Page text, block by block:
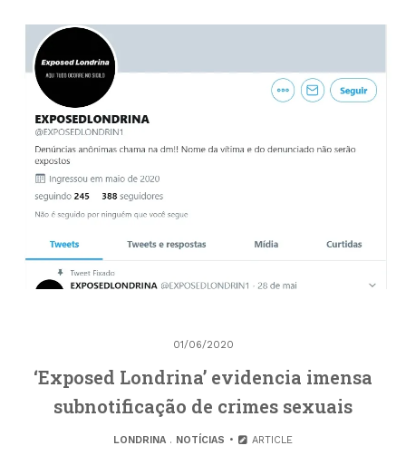
01/06/2020
‘Exposed Londrina’ evidencia imensa
subnotificação de crimes sexuais
LONDRINA. NOTÍCIAS ARTICLE